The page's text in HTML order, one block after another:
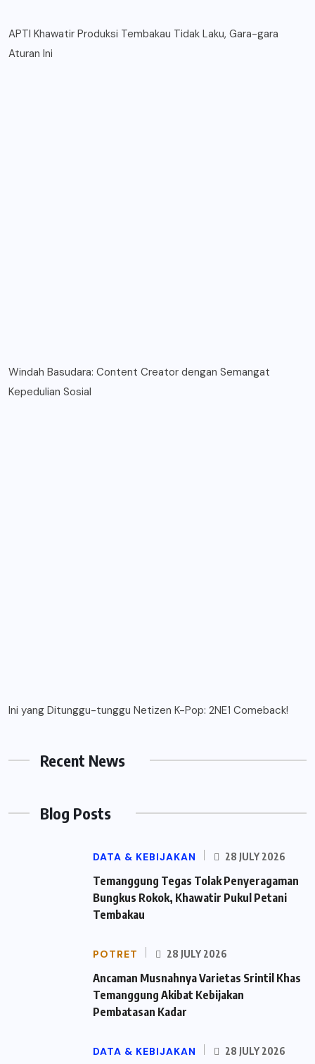
APTI Khawatir Produksi Tembakau Tidak Laku, Gara-gara
Aturan Ini
Windah Basudara: Content Creator dengan Semangat
Kepedulian Sosial
Ini yang Ditunggu-tunggu Netizen K-Pop: 2NE1 Comeback!
Recent News
Blog Posts
DATA & KEBIJAKAN 28 JULY 2026
Temanggung Tegas Tolak Penyeragaman
Bungkus Rokok, Khawatir Pukul Petani
Tembakau
POTRET 28 JULY 2026
Ancaman Musnahnya Varietas Srintil Khas
Temanggung Akibat Kebijakan
Pembatasan Kadar
DATA & KEBIJAKAN 28 JULY 2026